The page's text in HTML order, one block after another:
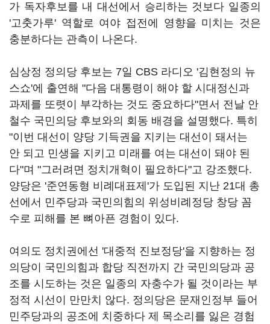
가 독자후보를 내 대선에서 승리하는 것보다 일종의
'고춧가루' 역할로 여야 접전에 영향을 미치는 것은
충분하다는 관측이 나온다.
심상정 정의당 후보는 7일 CBS 라디오 '김현정의 뉴
스쇼'에 출연해 "다음 대통령이 해야 할 시대정신과
과제를 또렷이 부각하는 것도 중요하다"면서 전날 안
철수 국민의당 후보와의 회동 배경을 설명했다. 특히
"이번 대선이 양당 기득권을 지키는 대선이 돼서는
안 되고 민생을 지키고 미래를 여는 대선이 돼야 된
다"며 "그러려면 정치개혁이 필요하다"고 강조했다.
양당은 '준연동형 비례대표제'가 도입된 지난 21대 총
선에서 민주당과 국민의힘의 위성비례정당 창당 꼼
수로 피해를 본 뼈아픈 경험이 있다.
여의도 정치권에선 '대중적 진보정당'을 지향하는 정
의당이 국민의힘과 합당 직전까지 간 국민의당과 공
조를 시도하는 것은 일종의 자충수가 될 것이라는 부
정적 시선이 만만치 않다. 정의당은 문재인정부 들어
민주당과의 공조에 치중하다 제 목소리를 잃은 경험